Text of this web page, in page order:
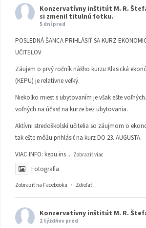
Konzervatívny inštitút M. R.
si zmenil titulnú fotku.
5 dní pred
POSLEDNÁ ŠANCA PRIHLÁSIŤ SA KURZ
UČITEĽOV
Záujem o prvý ročník nášho kurzu Klasická
(KEPU) je relatívne veľký.
Niekoľko miest s ubytovaním je však ešte
voľných na účasť na kurze bez ubytovania.
Aktívni stredoškolskí učitelia so záujmom o
tak ešte môžu prihlásiť na kurz DO 23. AUGUSTA.
VIAC INFO: kepu.ins ... Zobraziť viac
Fotografia
Zobraziť na Facebooku · Zdieľať
Konzervatívny inštitút M. R.
2 týždňov pred